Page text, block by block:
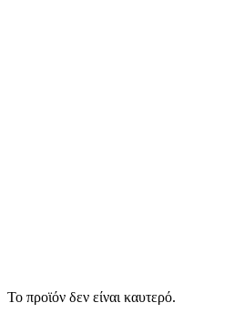
Το προϊόν δεν είναι καυτερό.